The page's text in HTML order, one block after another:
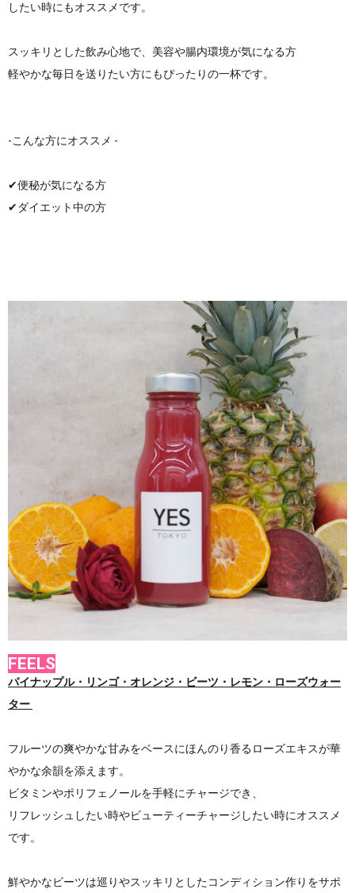
したい時にもオススメです。
スッキリとした飲み心地で、美容や腸内環境が気になる方
軽やかな毎日を送りたい方にもぴったりの一杯です。
-こんな方にオススメ -
✔︎便秘が気になる方
✔︎ダイエット中の方
FEELS
パイナップル・リンゴ・オレンジ・ビーツ・レモン・ローズウォー
ター
フルーツの爽やかな甘みをベースにほんのり香るローズエキスが華
やかな余韻を添えます。
ビタミンやポリフェノールを手軽にチャージでき、
リフレッシュしたい時やビューティーチャージしたい時にオススメ
です。
鮮やかなビーツは巡りやスッキリとしたコンディション作りをサポ